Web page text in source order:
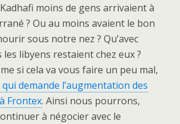
Kadhafi moins de gens arrivaient à
? Ou au moins avaient le bon
sous notre nez ? Qu’avec
les libyens restaient chez eux ?
si cela va vous faire un peu mal,
qui demande l’augmentation des
Frontex. Ainsi nous pourrons,
à négocier avec le